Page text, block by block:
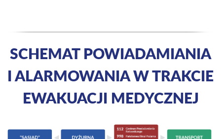
SCHEMAT POWIADAMIANIA
I ALARMOWANIA W TRAKCIE
EWAKUACJI MEDYCZNEJ